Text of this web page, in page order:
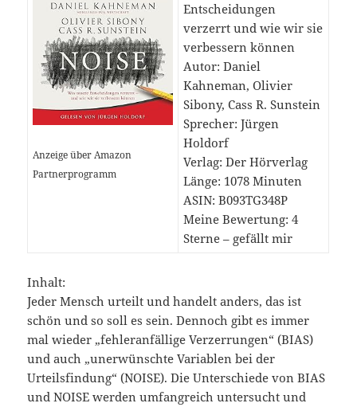
Anzeige über Amazon
Partnerprogramm
Entscheidungen
verzerrt und wie wir sie
verbessern können
Autor: Daniel
Kahneman, Olivier
Sibony, Cass R. Sunstein
Sprecher: Jürgen
Holdorf
Verlag: Der Hörverlag
Länge: 1078 Minuten
ASIN: B093TG348P
Meine Bewertung: 4
Sterne – gefällt mir
Inhalt:
Jeder Mensch urteilt und handelt anders, das ist
schön und so soll es sein. Dennoch gibt es immer
mal wieder „fehleranfällige Verzerrungen“ (BIAS)
und auch „unerwünschte Variablen bei der
Urteilsfindung“ (NOISE). Die Unterschiede von BIAS
und NOISE werden umfangreich untersucht und